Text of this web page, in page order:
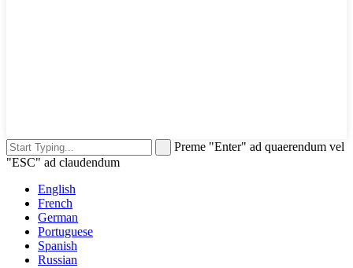
Preme "Enter" ad quaerendum vel
"ESC" ad claudendum
English
French
German
Portuguese
Spanish
Russian